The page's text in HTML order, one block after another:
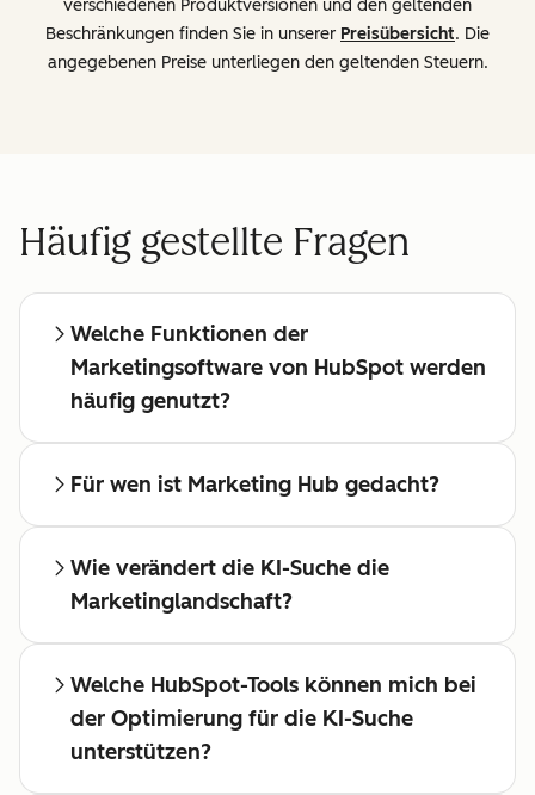
verschiedenen Produktversionen und den geltenden
Beschränkungen finden Sie in unserer Preisübersicht. Die
angegebenen Preise unterliegen den geltenden Steuern.
Häufig gestellte Fragen
Welche Funktionen der
Marketingsoftware von HubSpot werden
häufig genutzt?
Für wen ist Marketing Hub gedacht?
Wie verändert die KI-Suche die
Marketinglandschaft?
Welche HubSpot-Tools können mich bei
der Optimierung für die KI-Suche
unterstützen?